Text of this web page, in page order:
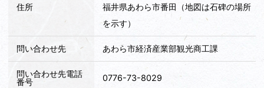
住所
福井県あわら市番田（地図は石碑の場所
を示す）
問い合わせ先 あわら市経済産業部観光商工課
問い合わせ先電話
番号
0776-73-8029